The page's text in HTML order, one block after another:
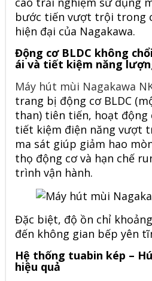
bước tiến vượt trội trong
hiện đại của Nagakawa.
Động cơ BLDC không
ái và tiết kiệm năng
Máy hút mùi Nagakawa
trang bị động cơ BLDC
than) tiên tiến, hoạt động
tiết kiệm điện năng vượt
ma sát giúp giảm hao
thọ động cơ và hạn chế
trình vận hành.
Đặc biệt, độ ồn chỉ
đến không gian bếp yên
Hệ thống tuabin kép –
hiệu quả